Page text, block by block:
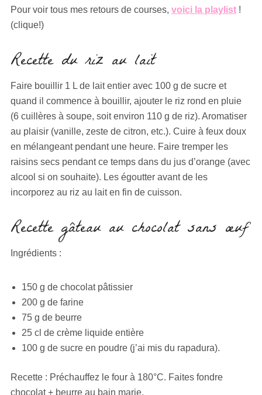
Pour voir tous mes retours de courses, voici la playlist !
(clique!)
Recette du riz au lait
Faire bouillir 1 L de lait entier avec 100 g de sucre et
quand il commence à bouillir, ajouter le riz rond en pluie
(6 cuillères à soupe, soit environ 110 g de riz). Aromatiser
au plaisir (vanille, zeste de citron, etc.). Cuire à feux doux
en mélangeant pendant une heure. Faire tremper les
raisins secs pendant ce temps dans du jus d’orange (avec
alcool si on souhaite). Les égoutter avant de les
incorporez au riz au lait en fin de cuisson.
Recette gâteau au chocolat sans œuf
Ingrédients :
150 g de chocolat pâtissier
200 g de farine
75 g de beurre
25 cl de crème liquide entière
100 g de sucre en poudre (j’ai mis du rapadura).
Recette : Préchauffez le four à 180°C. Faites fondre
chocolat + beurre au bain marie.